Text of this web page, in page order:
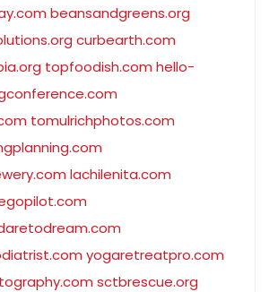
beansandgreens.org
curbearth.com
topfoodish.com hello-
tomulrichphotos.com
lachilenita.com
yogaretreatpro.com
sctbrescue.org